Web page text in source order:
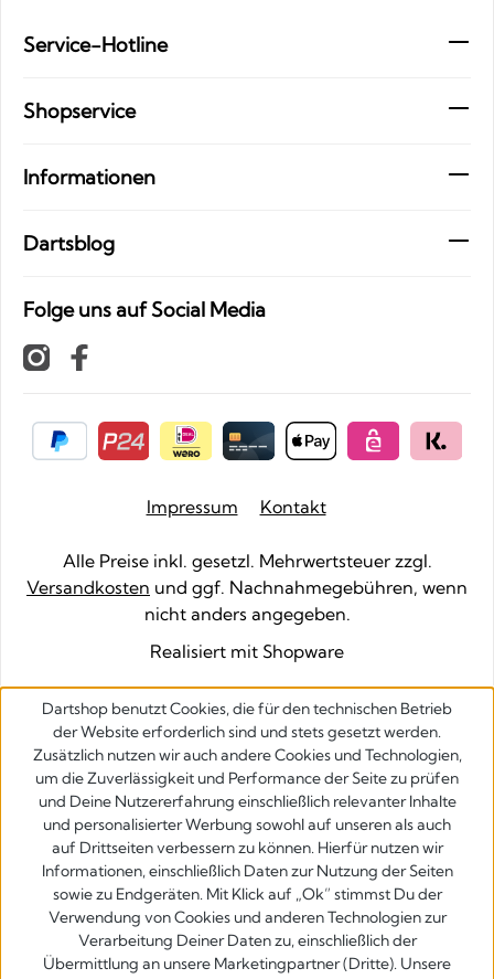
Service-Hotline
Shopservice
Informationen
Dartsblog
Folge uns auf Social Media
Impressum Kontakt
Alle Preise inkl. gesetzl. Mehrwertsteuer zzgl.
Versandkosten und ggf. Nachnahmegebühren, wenn
nicht anders angegeben.
Realisiert mit Shopware
Dartshop benutzt Cookies, die für den technischen Betrieb
der Website erforderlich sind und stets gesetzt werden.
Zusätzlich nutzen wir auch andere Cookies und Technologien,
um die Zuverlässigkeit und Performance der Seite zu prüfen
und Deine Nutzererfahrung einschließlich relevanter Inhalte
und personalisierter Werbung sowohl auf unseren als auch
auf Drittseiten verbessern zu können. Hierfür nutzen wir
Informationen, einschließlich Daten zur Nutzung der Seiten
sowie zu Endgeräten. Mit Klick auf „Ok” stimmst Du der
Verwendung von Cookies und anderen Technologien zur
Verarbeitung Deiner Daten zu, einschließlich der
Übermittlung an unsere Marketingpartner (Dritte). Unsere